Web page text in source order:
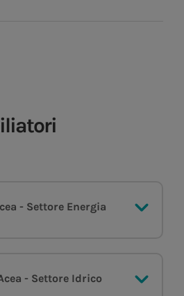
- Settore Energia
- Settore Idrico